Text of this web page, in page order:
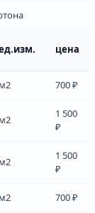
цена
м2 700 ₽
м2
1 500
₽
м2
1 500
₽
м2 700 ₽